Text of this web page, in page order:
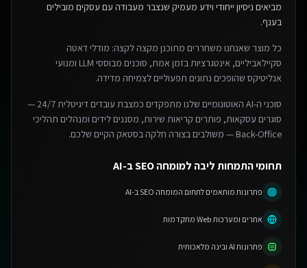
מביאים ניסיון ייחודי וידע מעמיק שנצבר מעבודה עם עסקים מובילים
בענף.
כל מוצר שאנחנו משחררים מתוכנן מקצה לקצה: מודלי דאטה
סקיילאביליים, אינטגרציות בזמן אמת, סוכנים מבוססי LLM ומנועי
אנליטיקס שהופכים נתונים תפעוליים לצמיחה מדידה.
סוכני ה-AI האוטונומיים שלנו מתפקדים כמצבת עובדים דיגיטלית 24/7 —
סוגרים עסקאות, פותרים קריאות שירות, מסננים לידים ומנהלים תהליכי
Back-Office — משולבים בצורה חלקה בסטאק הקיים שלכם.
תחומי התמחות ליבה למומחה SEO ב-AI
פתרונות מותאמים לתחום המומחה SEO ב-AI
אתרים ומערכות Web מתקדמות
פתרונות AI ובינה מלאכותית